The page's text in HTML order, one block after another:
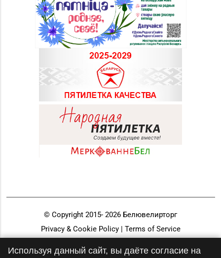
© Copyright 2015- 2026 Белювелирторг
Privacy & Cookie Policy | Terms of Service
Используя данный сайт, вы даёте согласие на